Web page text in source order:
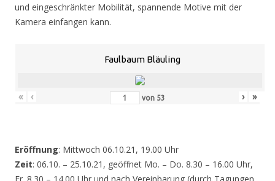
und eingeschränkter Mobilität, spannende Motive mit der
Kamera einfangen kann.
Faulbaum Bläuling
« ‹ von 53 › »
Eröffnung: Mittwoch 06.10.21, 19.00 Uhr
Zeit: 06.10. – 25.10.21, geöffnet Mo. – Do. 8.30 – 16.00 Uhr,